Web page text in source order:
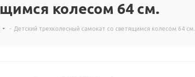
колесом 64 см.
- Детский трехколесный самокат со светящимся колесом 64 см.